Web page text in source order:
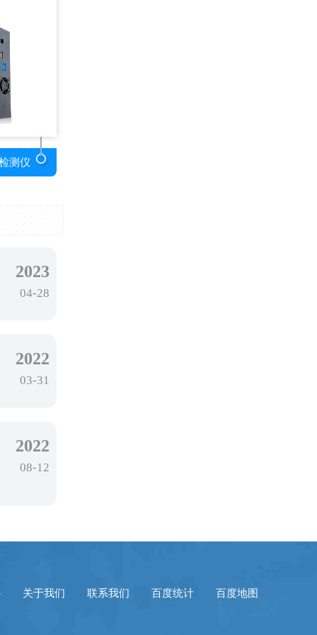
测仪
2023
04-28
2022
03-31
2022
08-12
关于我们 联系我们 百度统计 百度地图